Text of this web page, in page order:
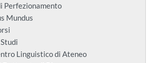
Perfezionamento
Mundus
Linguistico di Ateneo